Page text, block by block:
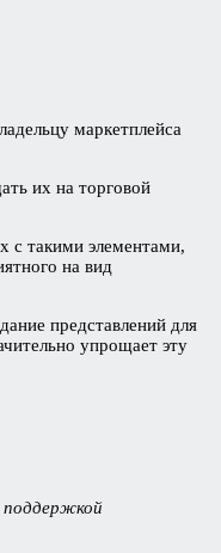
маркетплейса
их на торговой
с такими элементами,
на вид
представлений для
упрощает эту
поддержкой